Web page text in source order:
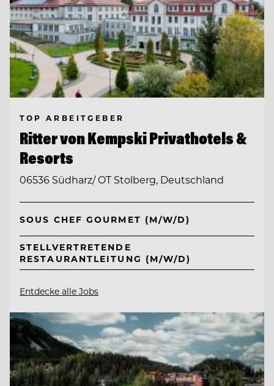
TOP ARBEITGEBER
Ritter von Kempski Privathotels &
Resorts
06536 Südharz/ OT Stolberg, Deutschland
SOUS CHEF GOURMET (M/W/D)
STELLVERTRETENDE
RESTAURANTLEITUNG (M/W/D)
Entdecke alle Jobs